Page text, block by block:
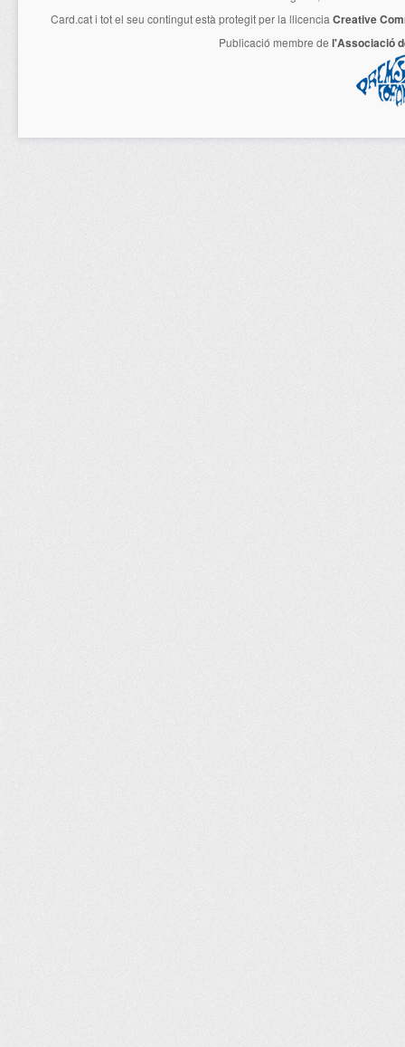
Card.cati tot el seu contingut està protegit per la llicencia Creative
Publicació membre de l'Associació